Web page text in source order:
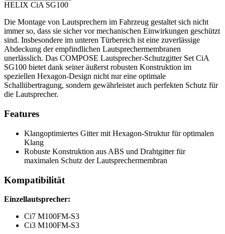
HELIX CiA SG100
Die Montage von Lautsprechern im Fahrzeug gestaltet sich nicht
immer so, dass sie sicher vor mechanischen Einwirkungen geschützt
sind. Insbesondere im unteren Türbereich ist eine zuverlässige
Abdeckung der empfindlichen Lautsprechermembranen
unerlässlich. Das COMPOSE Lautsprecher-Schutzgitter Set CiA
SG100 bietet dank seiner äußerst robusten Konstruktion im
speziellen Hexagon-Design nicht nur eine optimale
Schallübertragung, sondern gewährleistet auch perfekten Schutz für
die Lautsprecher.
Features
Klangoptimiertes Gitter mit Hexagon-Struktur für optimalen
Klang
Robuste Konstruktion aus ABS und Drahtgitter für
maximalen Schutz der Lautsprechermembran
Kompatibilität
Einzellautsprecher:
Ci7 M100FM-S3
Ci3 M100FM-S3